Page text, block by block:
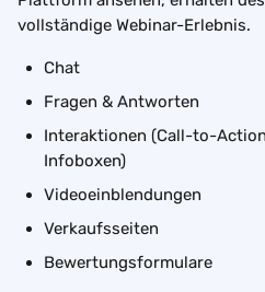
vollständige Webinar-Erlebnis.
Chat
Fragen & Antworten
Interaktionen (Call-to-
Infoboxen)
Videoeinblendungen
Verkaufsseiten
Bewertungsformulare